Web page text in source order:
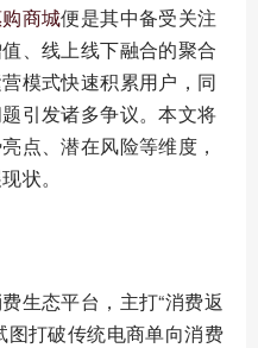
商城便是其中备受关注
、线上线下融合的聚合
模式快速积累用户，同
引发诸多争议。本文将
点、潜在风险等维度，
状。
生态平台，主打“消费返
图打破传统电商单向消费